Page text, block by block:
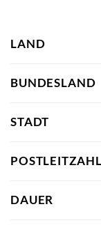
LAND
BUNDESLAND
STADT
POSTLEITZAHL
DAUER